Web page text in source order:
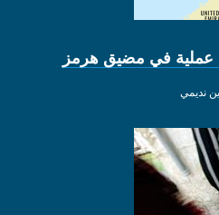
عملية في مضيق هرمز
نديمي